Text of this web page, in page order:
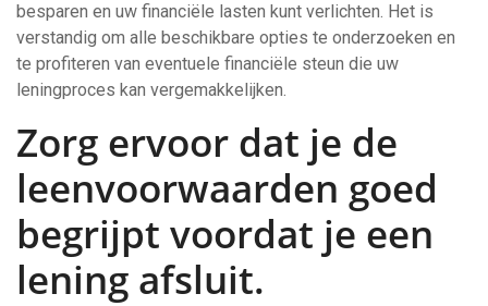
besparen en uw financiële lasten kunt verlichten. Het is
verstandig om alle beschikbare opties te onderzoeken en
te profiteren van eventuele financiële steun die uw
leningproces kan vergemakkelijken.
Zorg ervoor dat je de
leenvoorwaarden goed
begrijpt voordat je een
lening afsluit.